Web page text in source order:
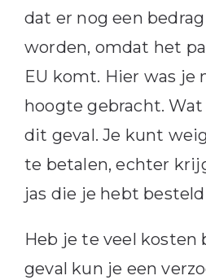
dat er nog een
worden, omdat het
EU komt. Hier was je
hoogte gebracht.
dit geval. Je kunt
te betalen, echter
jas die je hebt
Heb je te veel kosten
geval kun je een